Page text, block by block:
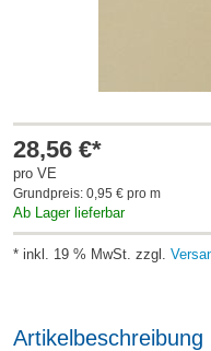
28,56 €*
pro VE
Grundpreis: 0,95 € pro m
Ab Lager lieferbar
* inkl. 19 % MwSt. zzgl.
Artikelbeschreibung